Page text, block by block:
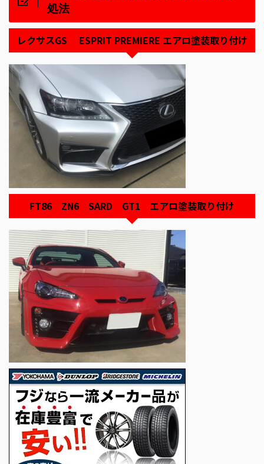
処法
レクサスGS ESPRIT PREMIERE エアロ塗装取り付け
FT86 ZN6 SARD GT1 エアロ塗装取り付け